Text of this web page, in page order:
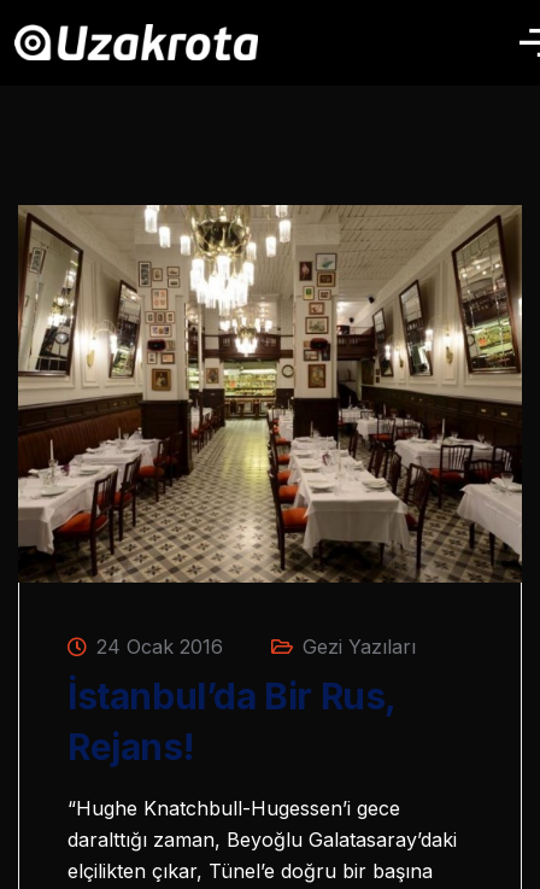
24 Ocak 2016 Gezi Yazıları
İstanbul’da Bir Rus,
Rejans!
“Hughe Knatchbull-Hugessen’i gece
daralttığı zaman, Beyoğlu Galatasaray’daki
elçilikten çıkar, Tünel’e doğru bir başına